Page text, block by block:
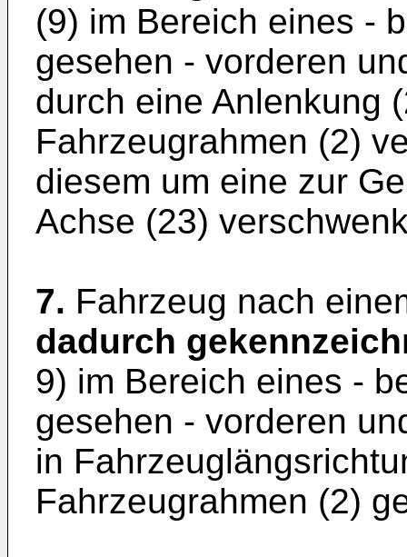
(9) im Bereich eines -
gesehen - vorderen
durch eine Anlenkung
Fahrzeugrahmen (2)
diesem um eine zur
Achse (23)
7. Fahrzeug nach
dadurch
9) im Bereich eines -
gesehen - vorderen
in
Fahrzeugrahmen (2)